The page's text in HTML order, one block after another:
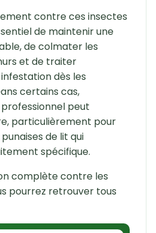
contre ces insectes
de maintenir une
de colmater les
et de traiter
dès les
certains cas,
professionnel peut
particulièrement pour
de lit qui
spécifique.
complète contre les
pourrez retrouver tous